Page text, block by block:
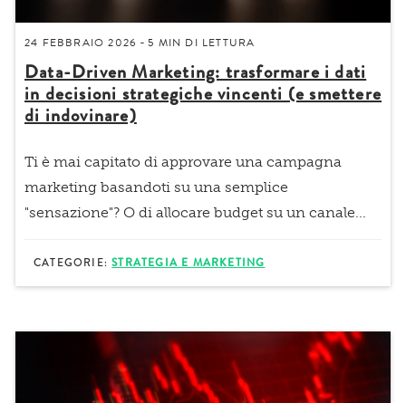
24 FEBBRAIO 2026 -5 MIN DI LETTURA
Data-Driven Marketing: trasformare i dati
in decisioni strategiche vincenti (e smettere
di indovinare)
Ti è mai capitato di approvare una campagna
marketing basandoti su una semplice
"sensazione"? O di allocare budget su un canale...
CATEGORIE:STRATEGIA E MARKETING